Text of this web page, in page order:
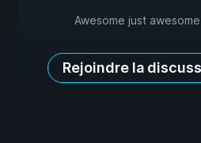
Awesome just awesome
Rejoindre la